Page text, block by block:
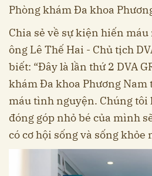
Phòng khám Đa khoa
Chia sẻ về sự kiện hiến
ông Lê Thế Hai - Chủ tịch
biết: “Đây là lần thứ 2 DVA
khám Đa khoa Phương Nam
máu tình nguyện. Chúng tôi
đóng góp nhỏ bé của mình
có cơ hội sống và sống khỏe